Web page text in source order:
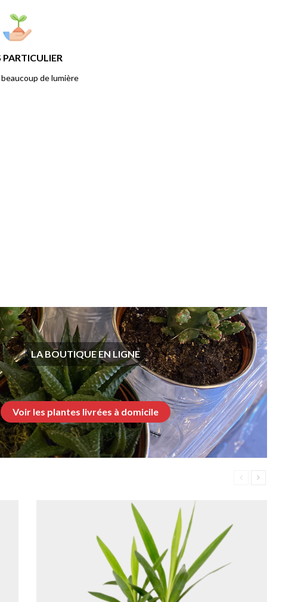
PARTICULIER
de lumière
LA BOUTIQUE EN LIGNE
Voir les plantes livrées à domicile